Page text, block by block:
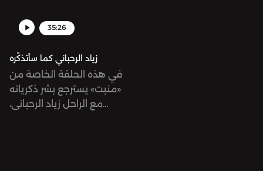
35:26
زياد الرحباني كما سأتذكّره
في هذه الحلقة الخاصة من
«منبت» يسترجع بشر ذكرياته
مع الراحل زياد الرحباني،